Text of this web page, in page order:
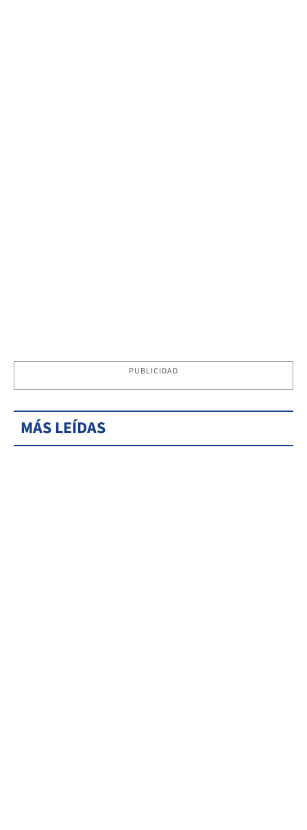
PUBLICIDAD
MÁS LEÍDAS